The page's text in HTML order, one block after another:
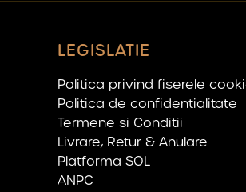
LEGISLATIE
Politica privind fiserele
Politica de confidentialitate
Termene si Conditii
Livrare, Retur & Anulare
Platforma SOL
ANPC